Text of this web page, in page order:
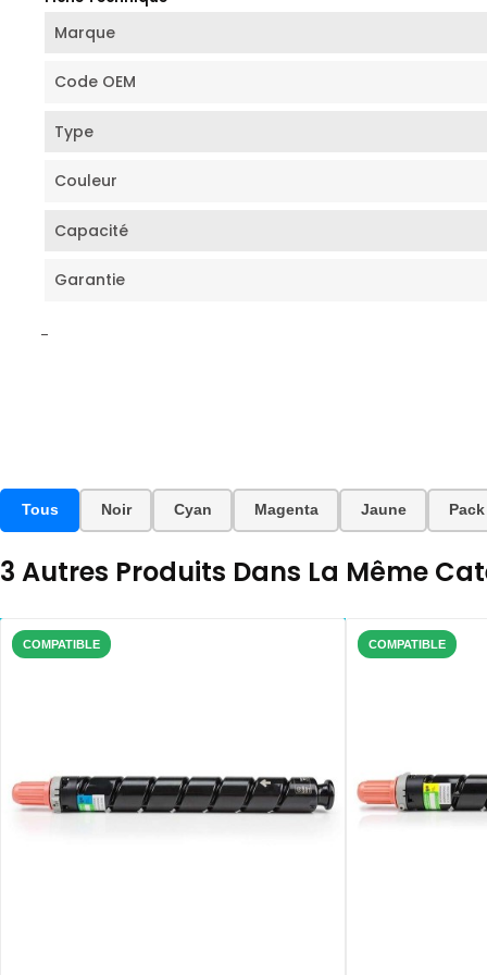
Marque
Code OEM
Type
Couleur
Capacité
Garantie
-
Tous Noir Cyan Magenta Jaune Pack
3 Autres Produits Dans La Même
COMPATIBLE COMPATIBLE